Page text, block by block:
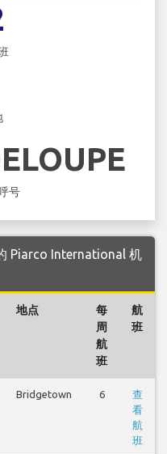
号
Piarco International 机
地点
每
周
航
班
航
班
Bridgetown 6
查
看
航
班